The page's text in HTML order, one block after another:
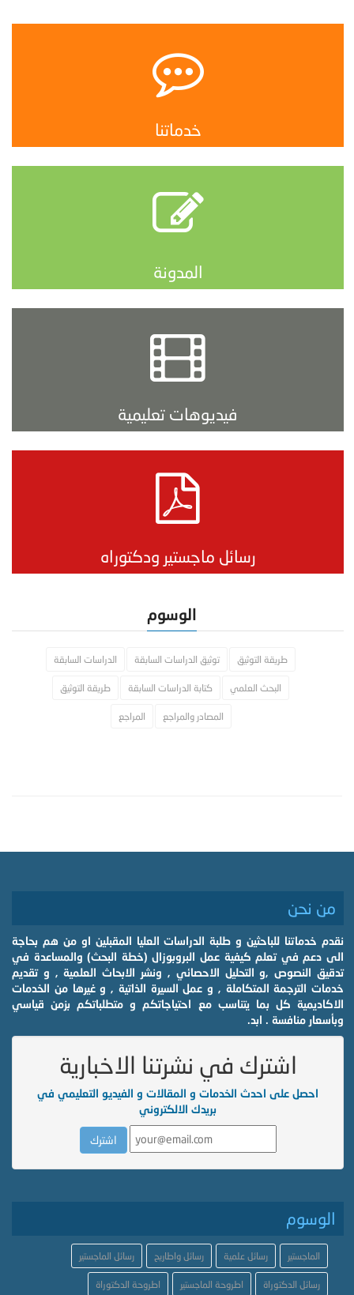
خدماتنا
المدونة
فيديوهات تعليمية
رسائل ماجستير ودكتوراه
الوسوم
طريقة التوثيق توثيق الدراسات السابقة الدراسات السابقة
البحث العلمي كتابة الدراسات السابقة طريقة التوثيق
المصادر والمراجع المراجع
من نحن
نقدم خدماتنا للباحثين و طلبة الدراسات العليا المقبلين او من هم بحاجة
الى دعم في تعلم كيفية عمل البروبوزال (خطة البحث) والمساعدة في
تدقيق النصوص ,و التحليل الاحصائي , ونشر الابحاث العلمية , و تقديم
خدمات الترجمة المتكاملة , و عمل السيرة الذاتية , و غيرها من الخدمات
الاكاديمية كل بما يتناسب مع احتياجاتكم و متطلباتكم بزمن قياسي
وبأسعار منافسة . ابد.
اشترك في نشرتنا الاخبارية
احصل على احدث الخدمات و المقالات و الفيديو التعليمي في
بريدك الالكتروني
الوسوم
الماجستير رسائل علمية رسائل واطاريح رسائل الماجستير
رسائل الدكتوراة اطروحة الماجستير اطروحة الدكتوراة